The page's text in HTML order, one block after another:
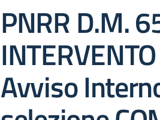
PNRR D.M.
Avviso